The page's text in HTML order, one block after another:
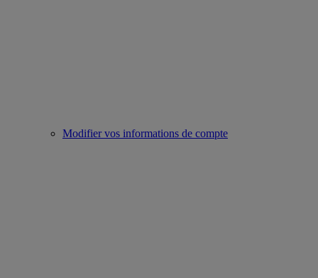
Modifier vos informations de compte